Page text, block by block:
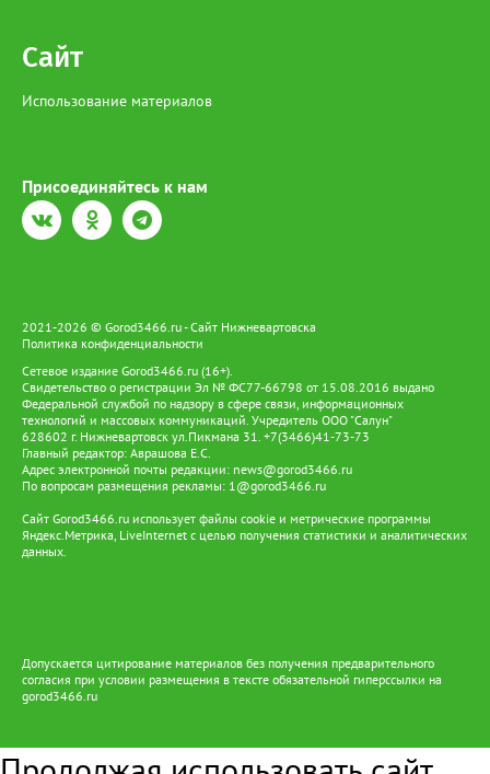
Сайт
Использование материалов
Присоединяйтесь к нам
2021-2026 © Gorod3466.ru - Сайт Нижневартовска
Политика конфиденциальности
Сетевое издание Gorod3466.ru (16+).
Свидетельство о регистрации Эл № ФС77-66798 от 15.08.2016 выдано
Федеральной службой по надзору в сфере связи, информационных
технологий и массовых коммуникаций. Учредитель ООО "Салун"
628602 г. Нижневартовск ул.Пикмана 31. +7(3466)41-73-73
Главный редактор: Аврашова Е.С.
Адрес электронной почты редакции: news@gorod3466.ru
По вопросам размещения рекламы: 1@gorod3466.ru
Сайт Gorod3466.ru использует файлы cookie и метрические программы
Яндекс.Метрика, LiveInternet с целью получения статистики и аналитических
данных.
Допускается цитирование материалов без получения предварительного
согласия при условии размещения в тексте обязательной гиперссылки на
gorod3466.ru